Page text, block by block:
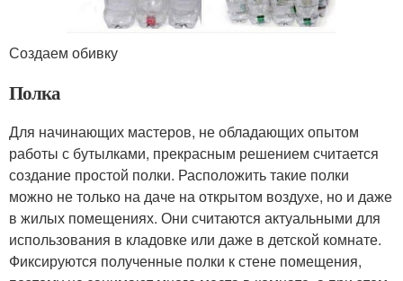
Создаем обивку
Полка
Для начинающих мастеров, не обладающих опытом
работы с бутылками, прекрасным решением считается
создание простой полки. Расположить такие полки
можно не только на даче на открытом воздухе, но и даже
в жилых помещениях. Они считаются актуальными для
использования в кладовке или даже в детской комнате.
Фиксируются полученные полки к стене помещения,